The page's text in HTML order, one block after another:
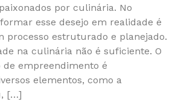
por culinária. No
esse desejo em realidade é
processo estruturado e planejado.
na culinária não é suficiente. O
de empreendimento é
elementos, como a
[…]